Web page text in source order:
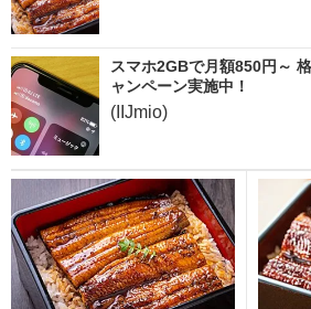
スマホ2GBで月額850円～
ャンペーン実施中！
(IIJmio)